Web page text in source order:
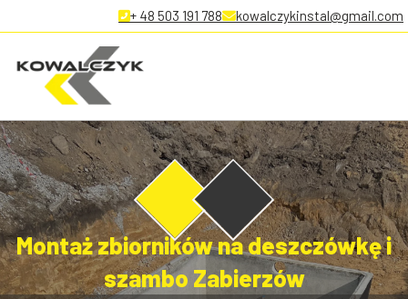
+ 48 503 191 788 kowalczykinstal@gmail.com
Montaż zbiorników na deszczówkę i
szambo Zabierzów